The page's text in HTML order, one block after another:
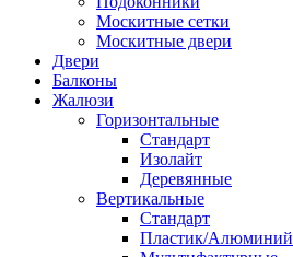
Москитные сетки
Москитные двери
Двери
Балконы
Жалюзи
Горизонтальные
Стандарт
Изолайт
Деревянные
Вертикальные
Стандарт
Пластик/Алюминий